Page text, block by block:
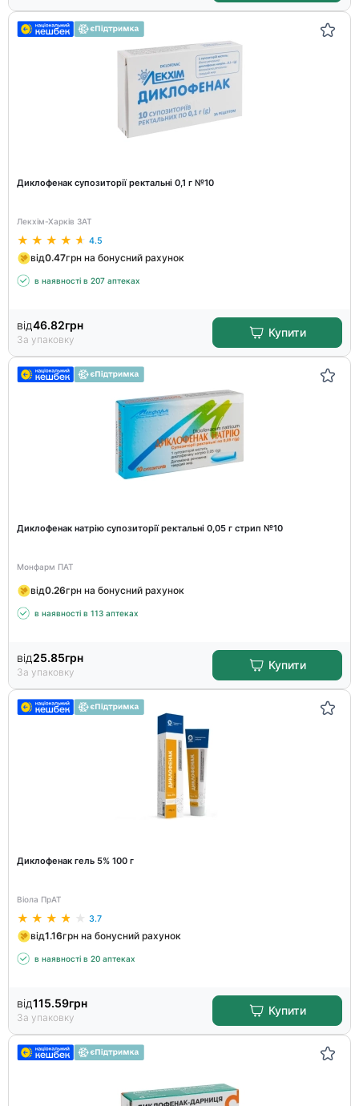
Диклофенак супозиторії ректальні 0,1 г №10
Лекхім-Харків ЗАТ
4.5
від0.47грн на бонусний рахунок
в наявності в 207 аптеках
від46.82грн
За упаковку
Купити
Диклофенак натрію супозиторії ректальні 0,05 г стрип №10
Монфарм ПАТ
від0.26грн на бонусний рахунок
в наявності в 113 аптеках
від25.85грн
За упаковку
Купити
Диклофенак гель 5% 100 г
Віола ПрАТ
3.7
від1.16грн на бонусний рахунок
в наявності в 20 аптеках
від115.59грн
За упаковку
Купити